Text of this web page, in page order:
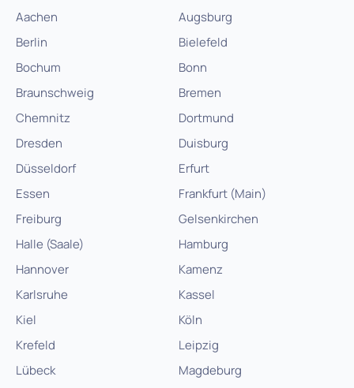
Aachen
Augsburg
Berlin
Bielefeld
Bochum
Bonn
Braunschweig
Bremen
Chemnitz
Dortmund
Dresden
Duisburg
Düsseldorf
Erfurt
Essen
Frankfurt (Main)
Freiburg
Gelsenkirchen
Halle (Saale)
Hamburg
Hannover
Kamenz
Karlsruhe
Kassel
Kiel
Köln
Krefeld
Leipzig
Lübeck
Magdeburg